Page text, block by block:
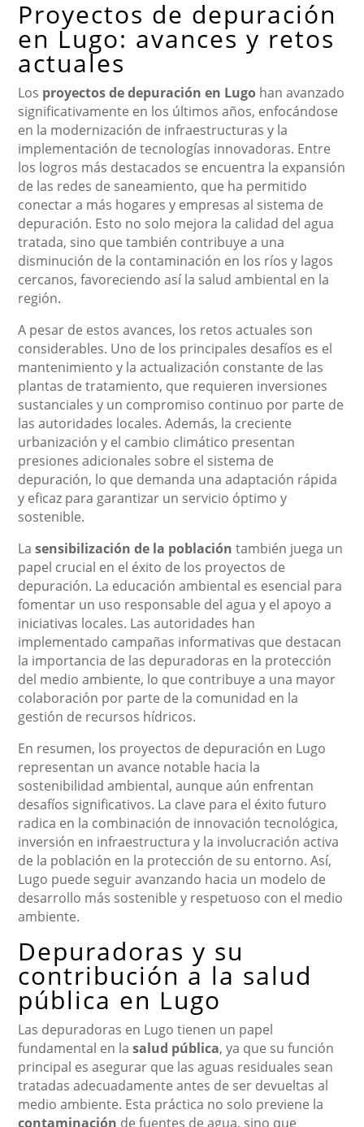
Proyectos de depuración
en Lugo: avances y retos
actuales
Los proyectos de depuración en Lugo han avanzado
significativamente en los últimos años, enfocándose
en la modernización de infraestructuras y la
implementación de tecnologías innovadoras. Entre
los logros más destacados se encuentra la expansión
de las redes de saneamiento, que ha permitido
conectar a más hogares y empresas al sistema de
depuración. Esto no solo mejora la calidad del agua
tratada, sino que también contribuye a una
disminución de la contaminación en los ríos y lagos
cercanos, favoreciendo así la salud ambiental en la
región.
A pesar de estos avances, los retos actuales son
considerables. Uno de los principales desafíos es el
mantenimiento y la actualización constante de las
plantas de tratamiento, que requieren inversiones
sustanciales y un compromiso continuo por parte de
las autoridades locales. Además, la creciente
urbanización y el cambio climático presentan
presiones adicionales sobre el sistema de
depuración, lo que demanda una adaptación rápida
y eficaz para garantizar un servicio óptimo y
sostenible.
Lasensibilización de la población también juega un
papel crucial en el éxito de los proyectos de
depuración. La educación ambiental es esencial para
fomentar un uso responsable del agua y el apoyo a
iniciativas locales. Las autoridades han
implementado campañas informativas que destacan
la importancia de las depuradoras en la protección
del medio ambiente, lo que contribuye a una mayor
colaboración por parte de la comunidad en la
gestión de recursos hídricos.
En resumen, los proyectos de depuración en Lugo
representan un avance notable hacia la
sostenibilidad ambiental, aunque aún enfrentan
desafíos significativos. La clave para el éxito futuro
radica en la combinación de innovación tecnológica,
inversión en infraestructura y la involucración activa
de la población en la protección de su entorno. Así,
Lugo puede seguir avanzando hacia un modelo de
desarrollo más sostenible y respetuoso con el medio
ambiente.
Depuradoras y su
contribución a la salud
pública en Lugo
Las depuradoras en Lugo tienen un papel
fundamental en lasalud pública, ya que su función
principal es asegurar que las aguas residuales sean
tratadas adecuadamente antes de ser devueltas al
medio ambiente. Esta práctica no solo previene la
contaminación de fuentes de agua, sino que